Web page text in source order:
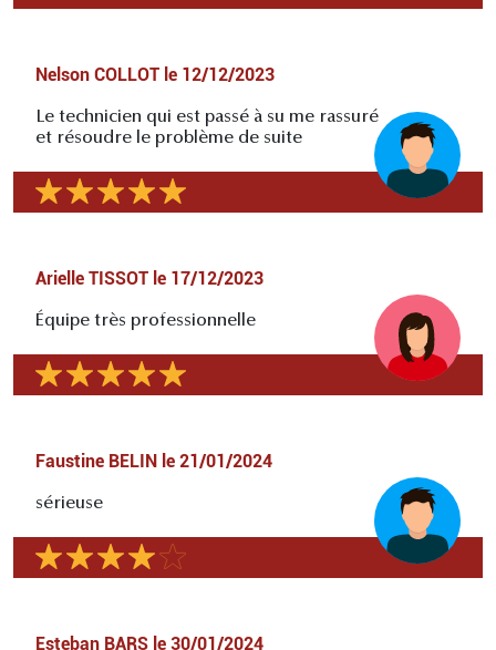
Nelson COLLOT le 12/12/2023
Le technicien qui est passé à su me rassuré
et résoudre le problème de suite
Arielle TISSOT le 17/12/2023
Équipe très professionnelle
Faustine BELIN le 21/01/2024
sérieuse
Esteban BARS le 30/01/2024